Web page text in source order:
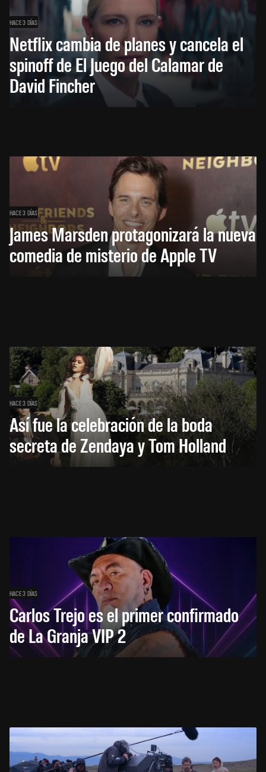
HACE 3 DÍAS
Netflix cambia de planes y cancela el
spinoff de El Juego del Calamar de
David Fincher
HACE 3 DÍAS
James Marsden protagonizará la nueva
comedia de misterio de Apple TV
HACE 3 DÍAS
Así fue la celebración de la boda
secreta de Zendaya y Tom Holland
HACE 3 DÍAS
Carlos Trejo es el primer confirmado
de La Granja VIP 2